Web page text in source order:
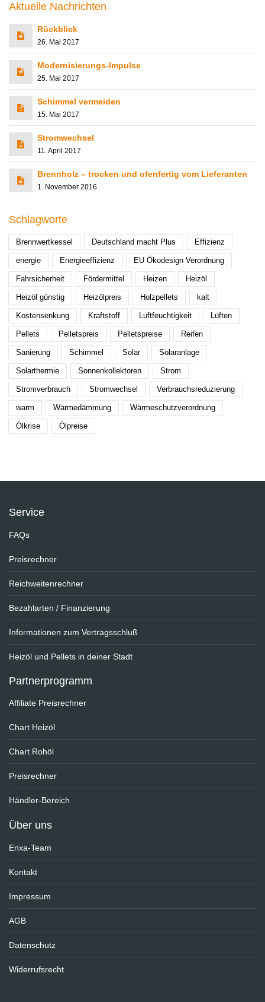
Aktuelle Nachrichten
Rückblick
26. Mai 2017
Modernisierungs-Impulse
25. Mai 2017
Schimmel vermeiden
15. Mai 2017
Stromwechsel
11. April 2017
Brennholz – trocken und ofenfertig vom Lieferanten
1. November 2016
Schlagworte
Brennwertkessel Deutschland macht Plus Effizienz
energie Energieeffizienz EU Ökodesign Verordnung
Fahrsicherheit Fördermittel Heizen Heizöl
Heizöl günstig Heizölpreis Holzpellets kalt
Kostensenkung Kraftstoff Luftfeuchtigkeit Lüften
Pellets Pelletspreis Pelletspreise Reifen
Sanierung Schimmel Solar Solaranlage
Solarthermie Sonnenkollektoren Strom
Stromverbrauch Stromwechsel Verbrauchsreduzierung
warm Wärmedämmung Wärmeschutzverordnung
Ölkrise Ölpreise
Service
FAQs
Preisrechner
Reichweitenrechner
Bezahlarten / Finanzierung
Informationen zum Vertragsschluß
Heizöl und Pellets in deiner Stadt
Partnerprogramm
Affiliate Preisrechner
Chart Heizöl
Chart Rohöl
Preisrechner
Händler-Bereich
Über uns
Enxa-Team
Kontakt
Impressum
AGB
Datenschutz
Widerrufsrecht